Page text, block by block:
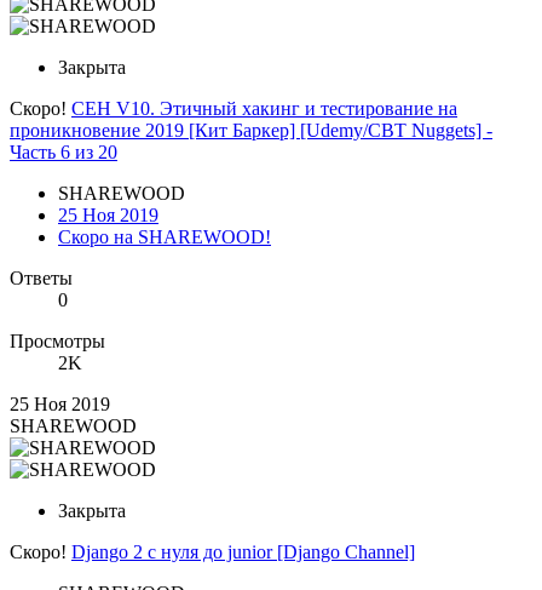
Закрыта
Скоро! CEH V10. Этичный хакинг и тестирование на
проникновение 2019 [Кит Баркер] [Udemy/CBT Nuggets] -
Часть 6 из 20
SHAREWOOD
25 Ноя 2019
Скоро на SHAREWOOD!
Ответы
0
Просмотры
2K
25 Ноя 2019
SHAREWOOD
Закрыта
Скоро! Django 2 с нуля до junior [Django Channel]